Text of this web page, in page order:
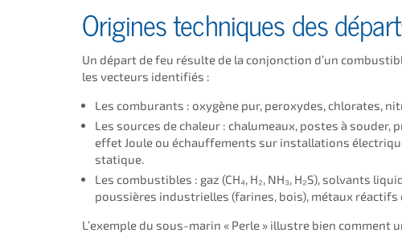
Origines techniques des
Un départ de feu résulte de la conjonction d’un
les vecteurs identifiés :
Les comburants : oxygène pur, peroxydes, chlorates,
Les sources de chaleur : chalumeaux, postes à
effet Joule ou échauffements sur installations
statique.
Les combustibles : gaz (CH₄, H₂, NH₃, H₂S), solvants
poussières industrielles (farines, bois), métaux réactifs
L’exemple du sous-marin « Perle » illustre bien comment